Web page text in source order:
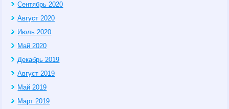
Сентябрь 2020
Август 2020
Июль 2020
Май 2020
Декабрь 2019
Август 2019
Май 2019
Март 2019